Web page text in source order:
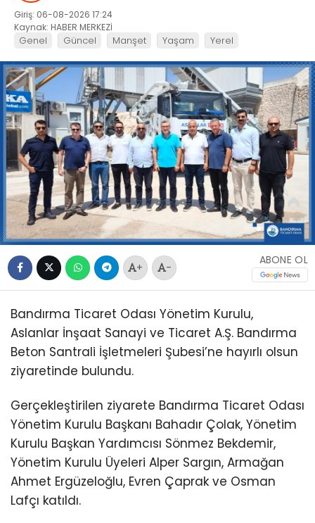
Giriş: 06-08-2026 17:24
Kaynak: HABER MERKEZİ
Genel Güncel Manşet Yaşam Yerel
+ -
ABONE OL
Bandırma Ticaret Odası Yönetim Kurulu,
Aslanlar İnşaat Sanayi ve Ticaret A.Ş. Bandırma
Beton Santrali İşletmeleri Şubesi’ne hayırlı olsun
ziyaretinde bulundu.
Gerçekleştirilen ziyarete Bandırma Ticaret Odası
Yönetim Kurulu Başkanı Bahadır Çolak, Yönetim
Kurulu Başkan Yardımcısı Sönmez Bekdemir,
Yönetim Kurulu Üyeleri Alper Sargın, Armağan
Ahmet Ergüzeloğlu, Evren Çaprak ve Osman
Lafçı katıldı.